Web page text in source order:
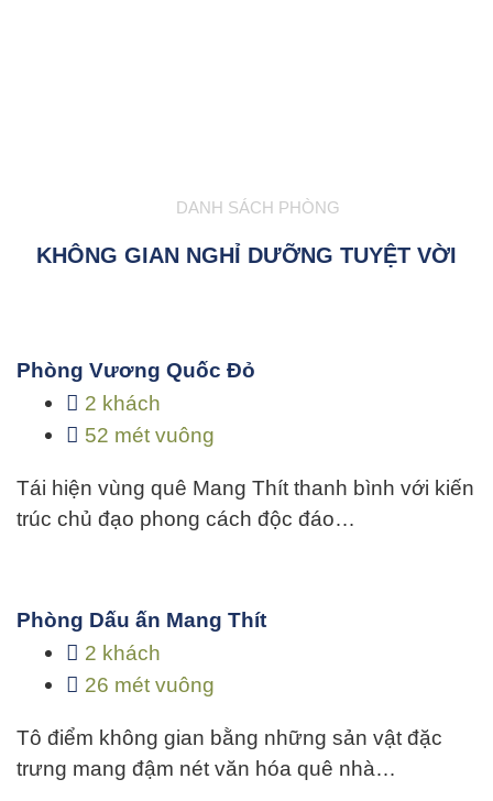
DANH SÁCH PHÒNG
KHÔNG GIAN NGHỈ DƯỠNG TUYỆT VỜI
Phòng Vương Quốc Đỏ
2 khách
52 mét vuông
Tái hiện vùng quê Mang Thít thanh bình với kiến
trúc chủ đạo phong cách độc đáo…
Phòng Dấu ấn Mang Thít
2 khách
26 mét vuông
Tô điểm không gian bằng những sản vật đặc
trưng mang đậm nét văn hóa quê nhà…